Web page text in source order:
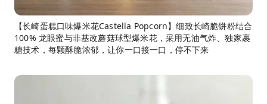
【长崎蛋糕口味爆米花Castella Popcorn】细致长崎脆饼粉结合
100% 龙眼蜜与非基改蘑菇球型爆米花，采用无油气炸、独家裹
糖技术，每颗酥脆浓郁，让你一口接一口，停不下来